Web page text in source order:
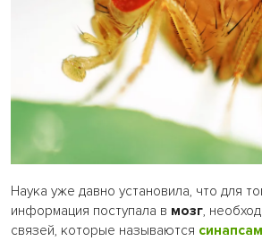
Наука уже давно установила, что для
информация поступала в мозг,
связей, которые называются